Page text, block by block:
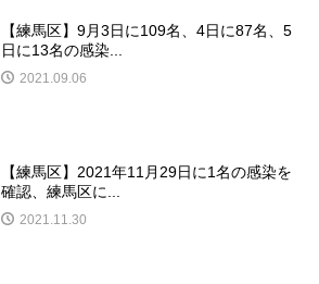
【練馬区】9月3日に109名、4日に87名、5
日に13名の感染...
2021.09.06
【練馬区】2021年11月29日に1名の感染を
確認、練馬区に...
2021.11.30